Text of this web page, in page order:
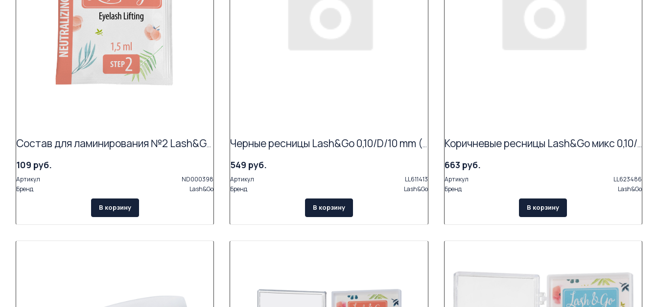
Состав для ламинирования №2 Lash&Go Neutralizing Cream в саше (1,5 мл) АКЦИЯ (Exp.09.26)
109 руб.
Артикул
ND000398
Бренд
Lash&Go
В корзину
Черные ресницы Lash&Go 0,10/D/10 mm (16 линий)
549 руб.
Артикул
LL611413
Бренд
Lash&Go
В корзину
Коричневые ресницы Lash&Go микс 0,10/C/6-14 mm "Мокка" (17 линий)
663 руб.
Артикул
LL623486
Бренд
Lash&Go
В корзину